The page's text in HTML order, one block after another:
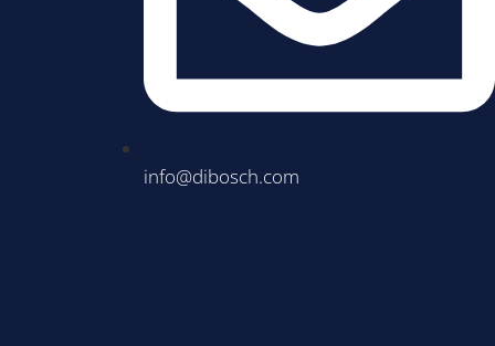
info@dibosch.com